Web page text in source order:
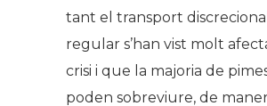
tant el transport
regular s’han vist molt
crisi i que la majoria de
poden sobreviure, de